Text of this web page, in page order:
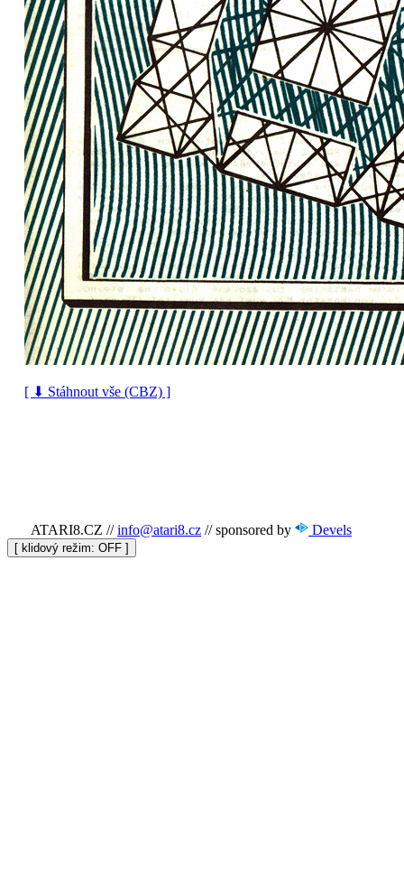
[ ⬇ Stáhnout vše (CBZ) ]
ATARI8.CZ // info@atari8.cz // sponsored by Devels
[ klidový režim: ]